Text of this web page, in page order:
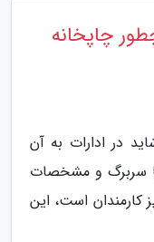
چاپخانه
در ادارات به آن
سربرگ و مشخصات
کارمندان است، این